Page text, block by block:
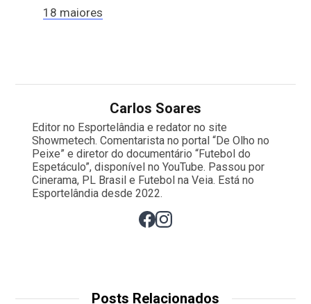
18 maiores
Carlos Soares
Editor no Esportelândia e redator no site
Showmetech. Comentarista no portal “De Olho no
Peixe” e diretor do documentário “Futebol do
Espetáculo”, disponível no YouTube. Passou por
Cinerama, PL Brasil e Futebol na Veia. Está no
Esportelândia desde 2022.
Posts Relacionados